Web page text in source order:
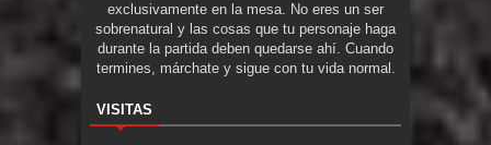
exclusivamente en la mesa. No eres un ser
sobrenatural y las cosas que tu personaje haga
durante la partida deben quedarse ahí. Cuando
termines, márchate y sigue con tu vida normal.
VISITAS